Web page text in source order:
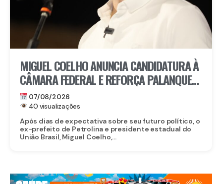
MIGUEL COELHO ANUNCIA CANDIDATURA À
CÂMARA FEDERAL E REFORÇA PALANQUE
DE RAQUEL LYRA EM PERNAMBUCO
07/08/2026
40 visualizações
Após dias de expectativa sobre seu futuro político, o
ex-prefeito de Petrolina e presidente estadual do
União Brasil, Miguel Coelho,...